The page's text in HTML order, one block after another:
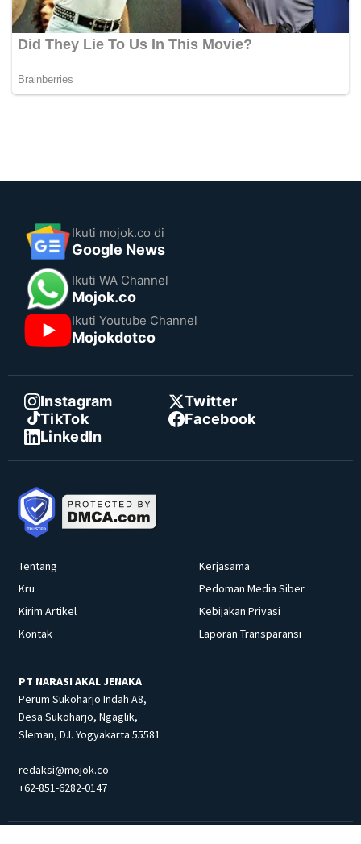
Ikuti mojok.co di
Google News
Ikuti WA Channel
Mojok.co
Ikuti Youtube Channel
Mojokdotco
Instagram
Twitter
TikTok
Facebook
LinkedIn
Tentang
Kru
Kirim Artikel
Kontak
Kerjasama
Pedoman Media Siber
Kebijakan Privasi
Laporan Transparansi
PT NARASI AKAL JENAKA
Perum Sukoharjo Indah A8,
Desa Sukoharjo, Ngaglik,
Sleman, D.I. Yogyakarta 55581
redaksi@mojok.co
+62-851-6282-0147